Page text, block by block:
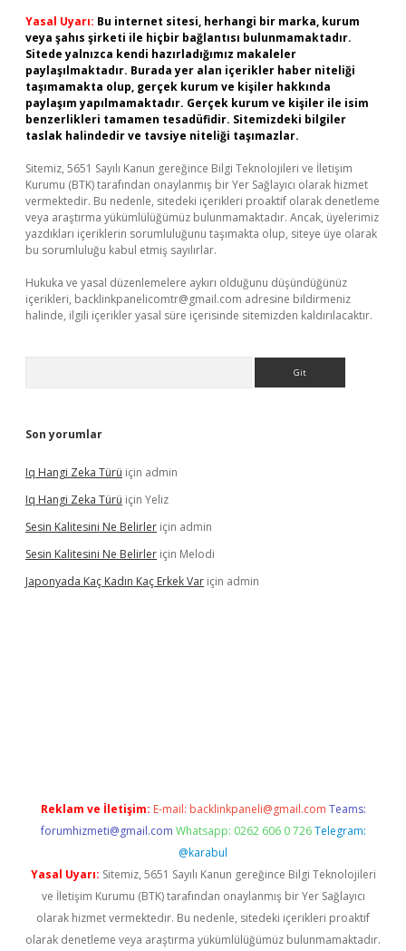
Yasal Uyarı: Bu internet sitesi, herhangi bir marka, kurum
veya şahıs şirketi ile hiçbir bağlantısı bulunmamaktadır.
Sitede yalnızca kendi hazırladığımız makaleler
paylaşılmaktadır. Burada yer alan içerikler haber niteliği
taşımamakta olup, gerçek kurum ve kişiler hakkında
paylaşım yapılmamaktadır. Gerçek kurum ve kişiler ile isim
benzerlikleri tamamen tesadüfidir. Sitemizdeki bilgiler
taslak halindedir ve tavsiye niteliği taşımazlar.
Sitemiz, 5651 Sayılı Kanun gereğince Bilgi Teknolojileri ve İletişim
Kurumu (BTK) tarafından onaylanmış bir Yer Sağlayıcı olarak hizmet
vermektedir. Bu nedenle, sitedeki içerikleri proaktif olarak denetleme
veya araştırma yükümlülüğümüz bulunmamaktadır. Ancak, üyelerimiz
yazdıkları içeriklerin sorumluluğunu taşımakta olup, siteye üye olarak
bu sorumluluğu kabul etmiş sayılırlar.
Hukuka ve yasal düzenlemelere aykırı olduğunu düşündüğünüz
içerikleri, backlinkpanelicomtr@gmail.com adresine bildirmeniz
halinde, ilgili içerikler yasal süre içerisinde sitemizden kaldırılacaktır.
Son yorumlar
Iq Hangi Zeka Türü için admin
Iq Hangi Zeka Türü için Yeliz
Sesin Kalitesini Ne Belirler için admin
Sesin Kalitesini Ne Belirler için Melodi
Japonyada Kaç Kadın Kaç Erkek Var için admin
Reklam ve İletişim: E-mail: backlinkpaneli@gmail.com Teams:
forumhizmeti@gmail.com Whatsapp: 0262 606 0 726 Telegram:
@karabul
Yasal Uyarı: Sitemiz, 5651 Sayılı Kanun gereğince Bilgi Teknolojileri
ve İletişim Kurumu (BTK) tarafından onaylanmış bir Yer Sağlayıcı
olarak hizmet vermektedir. Bu nedenle, sitedeki içerikleri proaktif
olarak denetleme veya araştırma yükümlülüğümüz bulunmamaktadır.